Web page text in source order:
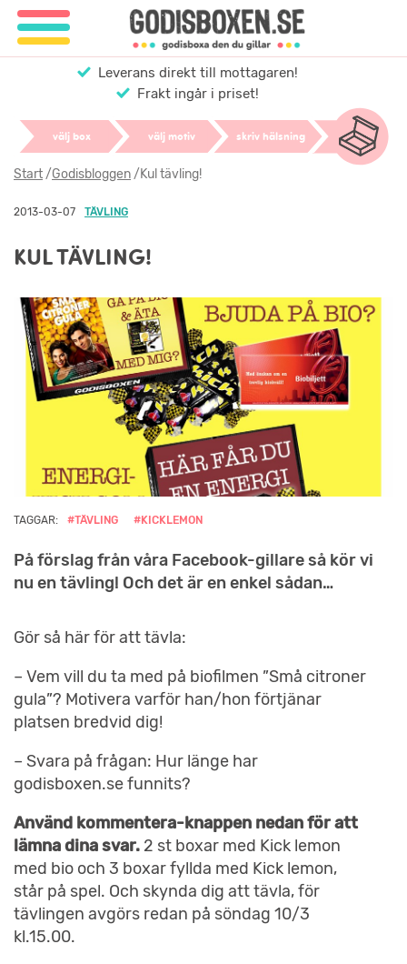
Leverans direkt till mottagaren!
Frakt ingår i priset!
välj box välj motiv skriv hälsning
Start/Godisbloggen/Kul tävling!
2013-03-07 TÄVLING
KUL TÄVLING!
TAGGAR: #TÄVLING #KICKLEMON
På förslag från våra Facebook-gillare så kör vi
nu en tävling! Och det är en enkel sådan…
Gör så här för att tävla:
– Vem vill du ta med på biofilmen ”Små citroner
gula”? Motivera varför han/hon förtjänar
platsen bredvid dig!
– Svara på frågan: Hur länge har
godisboxen.se funnits?
Använd kommentera-knappen nedan för att
lämna dina svar. 2 st boxar med Kick lemon
med bio och 3 boxar fyllda med Kick lemon,
står på spel. Och skynda dig att tävla, för
tävlingen avgörs redan på söndag 10/3
kl.15.00.